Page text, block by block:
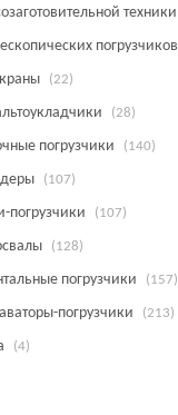
техники
погрузчиков
(22)
(28)
погрузчики (140)
(107)
(107)
(128)
погрузчики (157)
погрузчики (213)
(4)